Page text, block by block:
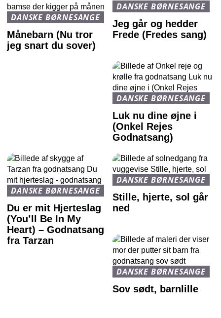
DANSKE BØRNESANGE
Månebarn (Nu tror
jeg snart du sover)
DANSKE BØRNESANGE
Jeg går og hedder
Frede (Fredes sang)
DANSKE BØRNESANGE
Luk nu dine øjne i
(Onkel Rejes
Godnatsang)
DANSKE BØRNESANGE
Du er mit Hjerteslag
(You’ll Be In My
Heart) – Godnatsang
fra Tarzan
DANSKE BØRNESANGE
Stille, hjerte, sol går
ned
DANSKE BØRNESANGE
Sov sødt, barnlille